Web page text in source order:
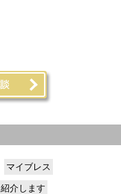
マイブレス
紹介します